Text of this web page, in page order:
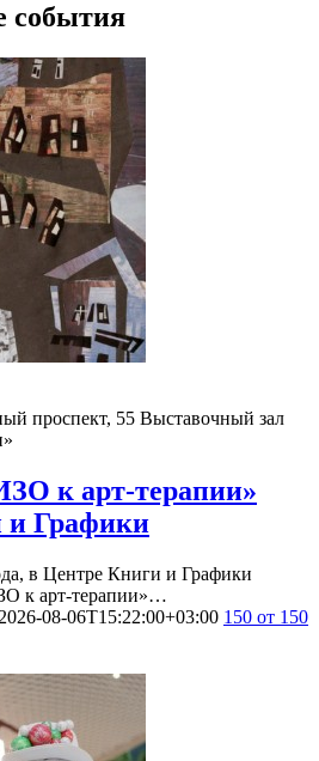
события
проспект, 55 Выставочный зал
к арт-терапии»
и Графики
в Центре Книги и Графики
к арт-терапии»…
2026-08-06T15:22:00+03:00 150 от 150